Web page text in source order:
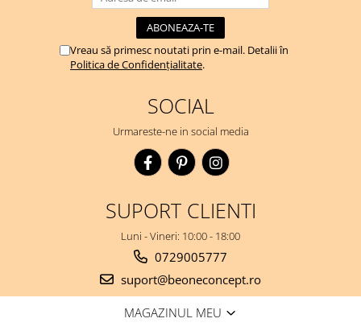
Vreau să primesc noutati prin e-mail. Detalii în
Politica de Confidențialitate.
SOCIAL
Urmareste-ne in social media
SUPORT CLIENTI
Luni - Vineri: 10:00 - 18:00
0729005777
suport@beoneconcept.ro
MAGAZINUL MEU